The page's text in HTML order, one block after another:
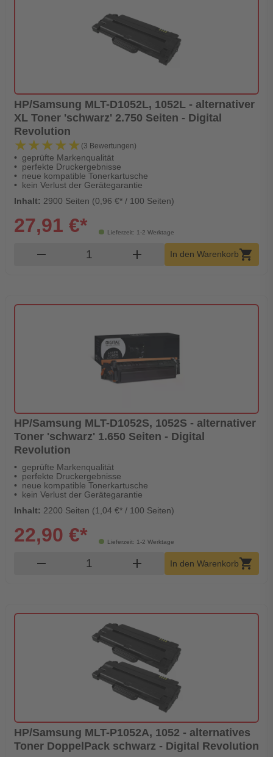
HP/Samsung MLT-D1052L, 1052L - alternativer
XL Toner 'schwarz' 2.750 Seiten - Digital
Revolution
★★★★★
★★★★★ (3 Bewertungen)
geprüfte Markenqualität
perfekte Druckergebnisse
neue kompatible Tonerkartusche
kein Verlust der Gerätegarantie
Inhalt: 2900 Seiten (0,96 €* / 100 Seiten)
Lieferzeit: 1-2 Werktage
27,91 €*
remove Produkt Warenkorb Menge
add In den Warenkorbshopping_cart
HP/Samsung MLT-D1052S, 1052S - alternativer
Toner 'schwarz' 1.650 Seiten - Digital
Revolution
geprüfte Markenqualität
perfekte Druckergebnisse
neue kompatible Tonerkartusche
kein Verlust der Gerätegarantie
Inhalt: 2200 Seiten (1,04 €* / 100 Seiten)
Lieferzeit: 1-2 Werktage
22,90 €*
remove Produkt Warenkorb Menge
add In den Warenkorbshopping_cart
HP/Samsung MLT-P1052A, 1052 - alternatives
Toner DoppelPack schwarz - Digital Revolution